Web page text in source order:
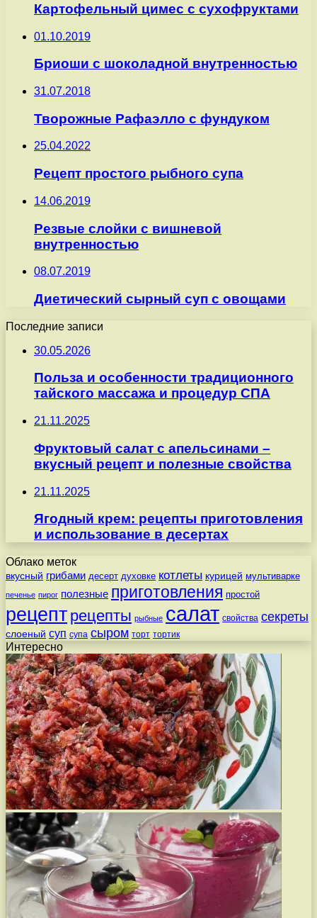
Картофельный цимес с сухофруктами
01.10.2019
Бриоши с шоколадной внутренностью
31.07.2018
Творожные Рафаэлло с фундуком
25.04.2022
Рецепт простого рыбного супа
14.06.2019
Резвые слойки с вишневой
внутренностью
08.07.2019
Диетический сырный суп с овощами
Последние записи
30.05.2026
Польза и особенности традиционного
тайского массажа и процедур СПА
21.11.2025
Фруктовый салат с апельсинами –
вкусный рецепт и полезные свойства
21.11.2025
Ягодный крем: рецепты приготовления
и использование в десертах
Облако меток
вкусный грибами десерт духовке котлеты курицей мультиварке
печенье пирог полезные приготовления простой
рецепт рецепты рыбные салат свойства секреты
слоеный суп супа сыром торт тортик
Интересно